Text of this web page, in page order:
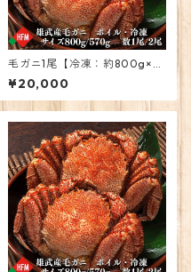
毛ガニ1尾【冷凍：約800g×
1】
¥20,000